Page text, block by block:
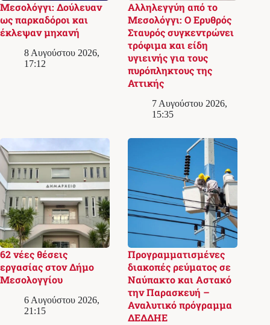
Μεσολόγγι: Δούλευαν
ως παρκαδόροι και
έκλεψαν μηχανή
8 Αυγούστου 2026,
17:12
Αλληλεγγύη από το
Μεσολόγγι: Ο Ερυθρός
Σταυρός συγκεντρώνει
τρόφιμα και είδη
υγιεινής για τους
πυρόπληκτους της
Αττικής
7 Αυγούστου 2026,
15:35
62 νέες θέσεις
εργασίας στον Δήμο
Μεσολογγίου
6 Αυγούστου 2026,
21:15
Προγραμματισμένες
διακοπές ρεύματος σε
Ναύπακτο και Αστακό
την Παρασκευή –
Αναλυτικό πρόγραμμα
ΔΕΔΔΗΕ